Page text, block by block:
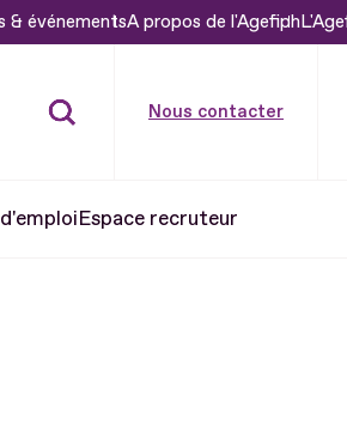
& événementsA propos de l'Agefiph
Nous contacter
Espace recruteur